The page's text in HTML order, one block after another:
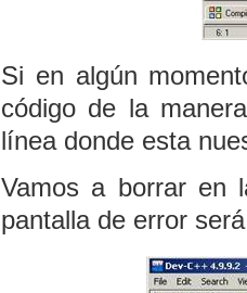
Si en algún
código de la
línea donde esta
Vamos a borrar en
pantalla de error